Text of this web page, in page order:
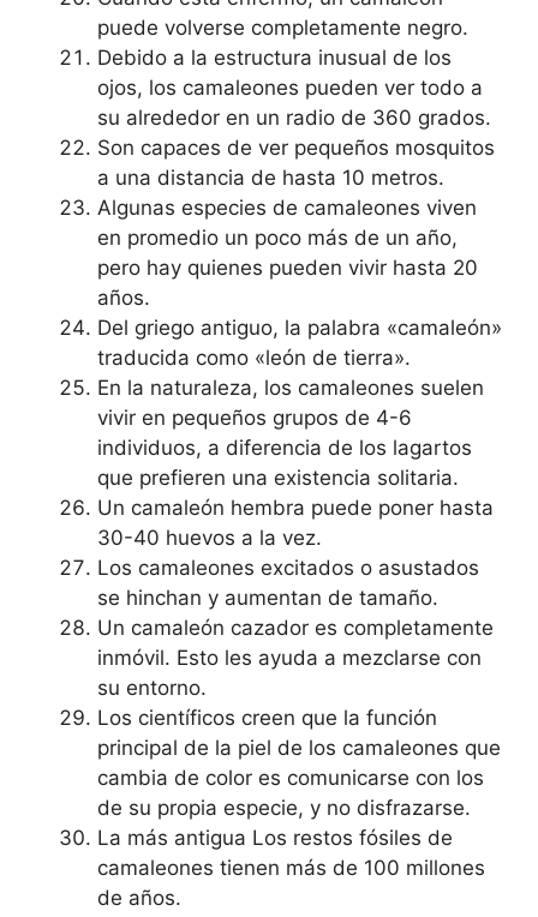
puede volverse completamente negro.
Debido a la estructura inusual de los
ojos, los camaleones pueden ver todo a
su alrededor en un radio de 360 ​​grados.
Son capaces de ver pequeños mosquitos
a una distancia de hasta 10 metros.
Algunas especies de camaleones viven
en promedio un poco más de un año,
pero hay quienes pueden vivir hasta 20
años.
Del griego antiguo, la palabra «camaleón»
traducida como «león de tierra».
En la naturaleza, los camaleones suelen
vivir en pequeños grupos de 4-6
individuos, a diferencia de los lagartos
que prefieren una existencia solitaria.
Un camaleón hembra puede poner hasta
30-40 huevos a la vez.
Los camaleones excitados o asustados
se hinchan y aumentan de tamaño.
Un camaleón cazador es completamente
inmóvil. Esto les ayuda a mezclarse con
su entorno.
Los científicos creen que la función
principal de la piel de los camaleones que
cambia de color es comunicarse con los
de su propia especie, y no disfrazarse.
La más antigua Los restos fósiles de
camaleones tienen más de 100 millones
de años.